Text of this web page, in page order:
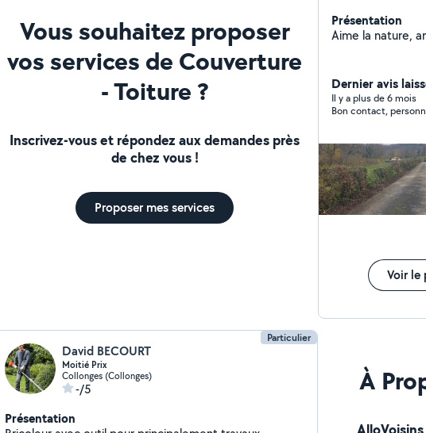
Vous souhaitez proposer
vos services de Couverture
- Toiture ?
Inscrivez-vous et répondez aux demandes près
de chez vous !
Proposer mes services
Présentation
Aime la nature,
Dernier avis
Il y a plus de 6 mois
Bon contact,
Voir le
Particulier
David BECOURT
Moitié Prix
Collonges (Collonges)
-/5
Présentation
À